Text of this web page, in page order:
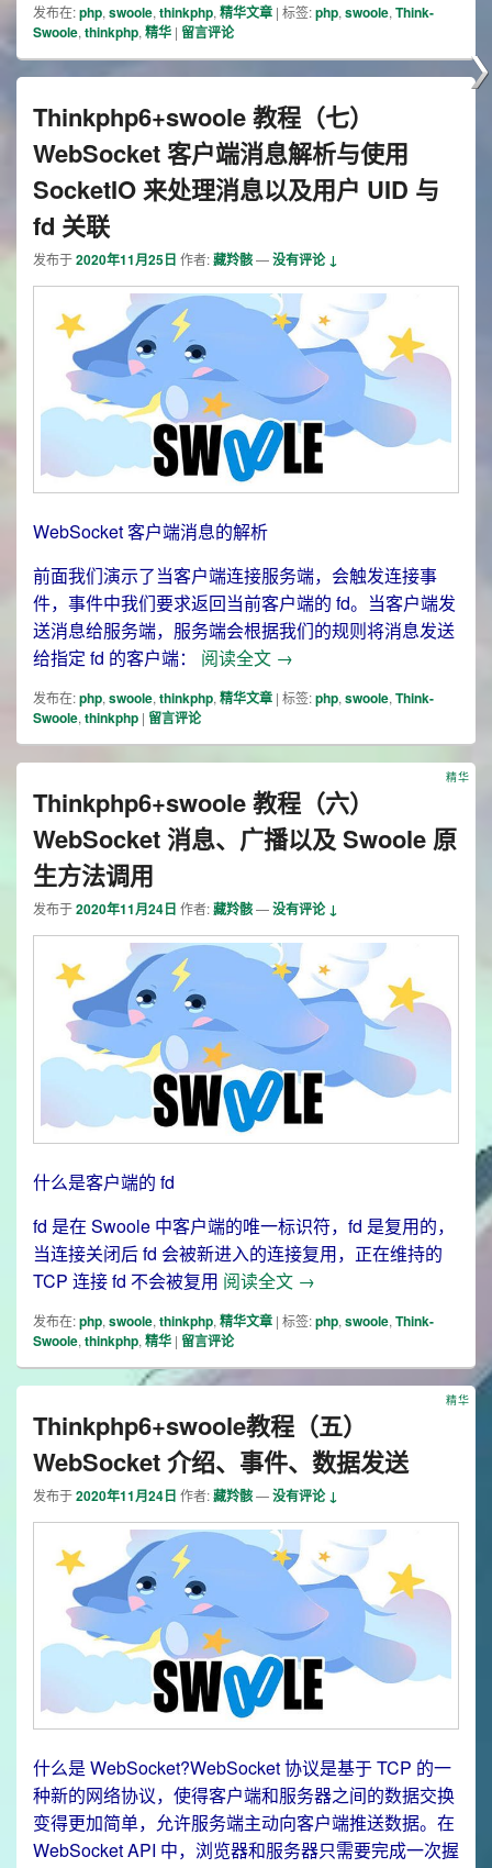
发布在:php, swoole, thinkphp, 精华文章 | 标签:php, swoole, Think-
Swoole, thinkphp, 精华 | 留言评论
Thinkphp6+swoole 教程（七）
WebSocket 客户端消息解析与使用
SocketIO 来处理消息以及用户 UID 与
fd 关联
发布于2020年11月25日 作者:藏羚骸—没有评论 ↓
WebSocket 客户端消息的解析
前面我们演示了当客户端连接服务端，会触发连接事
件，事件中我们要求返回当前客户端的 fd。当客户端发
送消息给服务端，服务端会根据我们的规则将消息发送
给指定 fd 的客户端： 阅读全文 Thinkphp6+swoole 教程（
→
发布在:php, swoole, thinkphp, 精华文章 | 标签:php, swoole, Think-
Swoole, thinkphp | 留言评论
Thinkphp6+swoole 教程（六）
WebSocket 消息、广播以及 Swoole 原
生方法调用
精华
发布于2020年11月24日 作者:藏羚骸—没有评论 ↓
什么是客户端的 fd
fd 是在 Swoole 中客户端的唯一标识符，fd 是复用的，
当连接关闭后 fd 会被新进入的连接复用，正在维持的
TCP 连接 fd 不会被复用 阅读全文 Thinkphp6+swoole 教
→
发布在:php, swoole, thinkphp, 精华文章 | 标签:php, swoole, Think-
Swoole, thinkphp, 精华 | 留言评论
Thinkphp6+swoole教程（五）
WebSocket 介绍、事件、数据发送
精华
发布于2020年11月24日 作者:藏羚骸—没有评论 ↓
什么是 WebSocket?WebSocket 协议是基于 TCP 的一
种新的网络协议，使得客户端和服务器之间的数据交换
变得更加简单，允许服务端主动向客户端推送数据。在
WebSocket API 中，浏览器和服务器只需要完成一次握